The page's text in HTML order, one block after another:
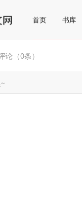
首页 书库
论（0条）